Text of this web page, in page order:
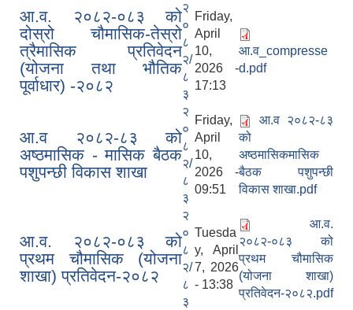
आ.व. २०८२-०८३ को
दोस्रो चौमासिक-तेस्रो
त्रैमासिक प्रतिवेदन
(योजना तथा भौतिक
पूर्वाधार) -२०८२
२
०
८
२/
८
३
Friday,
April
10,
2026 -
17:13
आ.व_compresse
d.pdf
आ.व २०८२-८३ को
अष्ठमासिक - मासिक बैठक
पशुपन्छी विकास शाखा
२
०
८
२/
८
३
Friday,
April
10,
2026 -
09:51
आ.व २०८२-८३
को
अष्ठमासिकमासिक
बैठक पशुपन्छी
विकास शाखा.pdf
आ.व. २०८२-०८३ को
प्रथम चौमासिक (योजना
शाखा) प्रतिवेदन-२०८२
२
०
८
२/
८
३
Tuesda
y, April
7, 2026
- 13:38
आ.व.
२०८२-०८३ को
प्रथम चौमासिक
(योजना शाखा)
प्रतिवेदन-२०८२.pdf